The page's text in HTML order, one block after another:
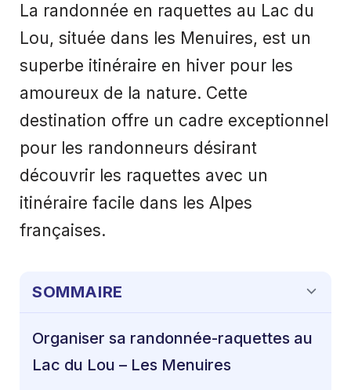
La randonnée en raquettes au Lac du
Lou, située dans les Menuires, est un
superbe itinéraire en hiver pour les
amoureux de la nature. Cette
destination offre un cadre exceptionnel
pour les randonneurs désirant
découvrir les raquettes avec un
itinéraire facile dans les Alpes
françaises.
SOMMAIRE
Organiser sa randonnée-raquettes au
Lac du Lou – Les Menuires